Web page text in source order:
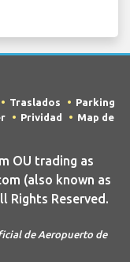
Traslados
Parking
Prividad
Map de
OU trading as
(also known as
Rights Reserved.
de Aeropuerto de